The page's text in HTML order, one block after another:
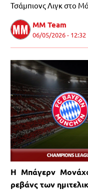
Τσάμπιονς Λιγκ στο
MM Team
06/05/2026 - 12:32
Η Μπάγερν
ρεβάνς των